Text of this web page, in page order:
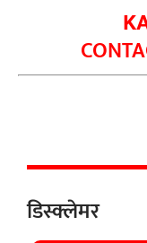
डिस्क्लेमर